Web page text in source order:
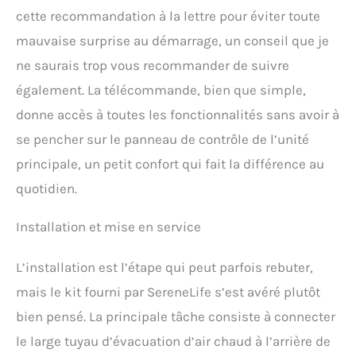
cette recommandation à la lettre pour éviter toute
mauvaise surprise au démarrage, un conseil que je
ne saurais trop vous recommander de suivre
également. La télécommande, bien que simple,
donne accès à toutes les fonctionnalités sans avoir à
se pencher sur le panneau de contrôle de l’unité
principale, un petit confort qui fait la différence au
quotidien.
Installation et mise en service
L’installation est l’étape qui peut parfois rebuter,
mais le kit fourni par SereneLife s’est avéré plutôt
bien pensé. La principale tâche consiste à connecter
le large tuyau d’évacuation d’air chaud à l’arrière de